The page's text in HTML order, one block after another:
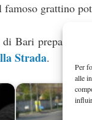
Per
alle
grattino
Bari prepara il
Strada.